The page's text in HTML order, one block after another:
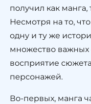
получил как
Несмотря на то,
одну и ту же
множество важных
восприятие
персонажей.
Во-первых, манга